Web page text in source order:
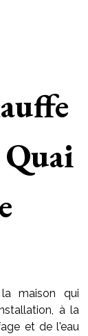
maison qui
à la
et de l'eau